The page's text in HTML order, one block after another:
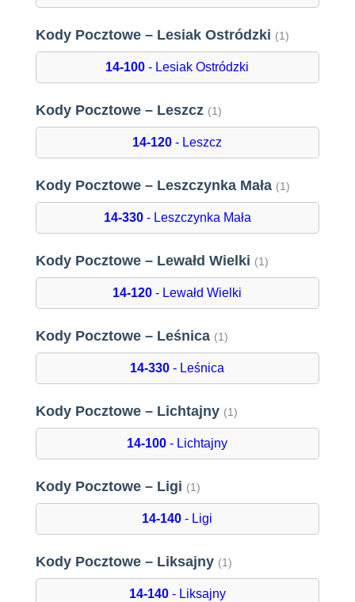
Kody Pocztowe – Lesiak Ostródzki (1)
14-100 - Lesiak Ostródzki
Kody Pocztowe – Leszcz (1)
14-120 - Leszcz
Kody Pocztowe – Leszczynka Mała (1)
14-330- Leszczynka Mała
Kody Pocztowe – Lewałd Wielki (1)
14-120 - Lewałd Wielki
Kody Pocztowe – Leśnica (1)
14-330 - Leśnica
Kody Pocztowe – Lichtajny (1)
14-100 - Lichtajny
Kody Pocztowe – Ligi (1)
14-140 - Ligi
Kody Pocztowe – Liksajny (1)
14-140- Liksajny